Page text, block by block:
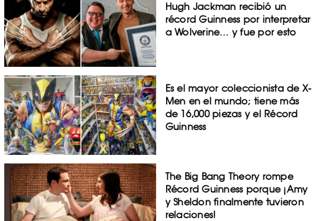
Hugh Jackman recibió un
récord Guinness por interpretar
a Wolverine… y fue por esto
Es el mayor coleccionista de X-
Men en el mundo; tiene más
de 16,000 piezas y el Récord
Guinness
The Big Bang Theory rompe
Récord Guinness porque ¡Amy
y Sheldon finalmente tuvieron
relaciones!